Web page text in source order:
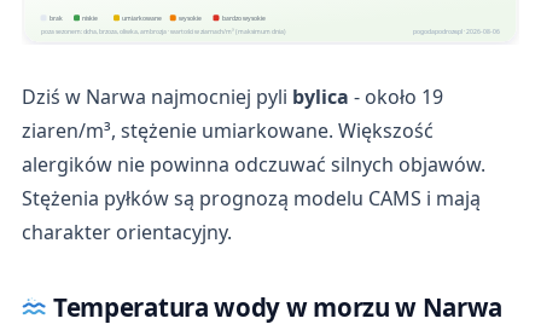
brak niskie umiarkowane wysokie
bardzo wysokie
poza sezonem: olcha, brzoza, oliwka, ambrozja · wartości w ziarnach/m³ (maksimum dnia)
pogodapodroze.pl · 2026-08-06
Dziś w Narwa najmocniej pyli bylica - około 19
ziaren/m³, stężenie umiarkowane. Większość
alergików nie powinna odczuwać silnych objawów.
Stężenia pyłków są prognozą modelu CAMS i mają
charakter orientacyjny.
Temperatura wody w morzu w Narwa